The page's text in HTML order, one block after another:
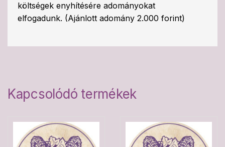
költségek enyhítésére adományokat
elfogadunk. (Ajánlott adomány 2.000 forint)
Kapcsolódó termékek